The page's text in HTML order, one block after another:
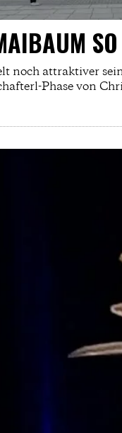
noch attraktiver
Phase von